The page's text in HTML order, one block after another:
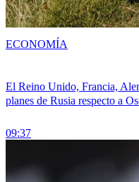
El Reino Unido, Francia,
planes de Rusia respecto a
09:37
ECONOMÍA